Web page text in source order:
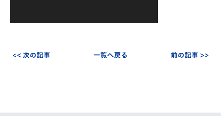
<< 次の記事 一覧へ戻る 前の記事 >>